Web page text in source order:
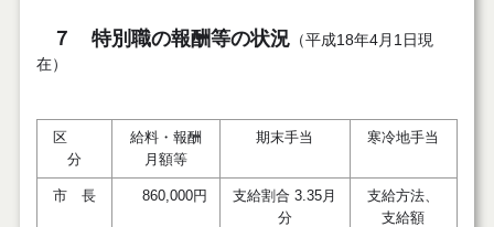
７ 特別職の報酬等の状況（平成18年4月1日現
在）
区
分
給料・報酬
月額等
期末手当 寒冷地手当
市 長 860,000円
支給割合 3.35月
分
支給方法、
支給額